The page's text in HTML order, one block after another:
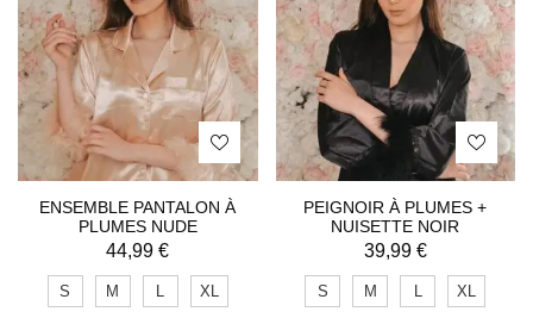
ENSEMBLE PANTALON À
PLUMES NUDE
44,99€
S M L XL
PEIGNOIR À PLUMES +
NUISETTE NOIR
39,99 €
S M L XL